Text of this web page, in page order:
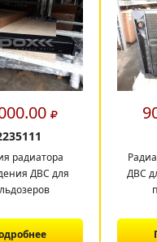
радиатора
ДВС для
ДВС